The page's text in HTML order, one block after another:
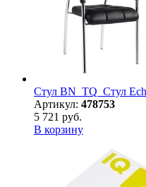
Стул BN_TQ_Стул
Артикул: 478753
5 721 руб.
В корзину